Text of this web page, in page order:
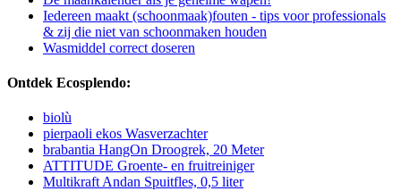
Iedereen maakt (schoonmaak)fouten - tips voor professionals
& zij die niet van schoonmaken houden
Wasmiddel correct doseren
Ontdek Ecosplendo:
biolù
pierpaoli ekos Wasverzachter
brabantia HangOn Droogrek, 20 Meter
ATTITUDE Groente- en fruitreiniger
Multikraft Andan Spuitfles, 0,5 liter